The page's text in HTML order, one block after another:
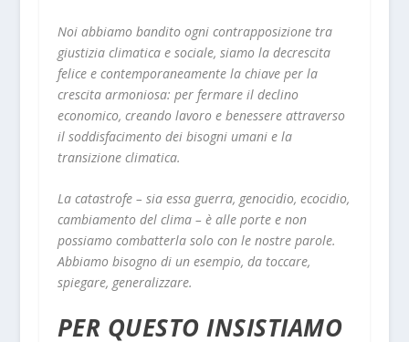
Noi abbiamo bandito ogni contrapposizione tra
giustizia climatica e sociale, siamo la decrescita
felice e contemporaneamente la chiave per la
crescita armoniosa: per fermare il declino
economico, creando lavoro e benessere attraverso
il soddisfacimento dei bisogni umani e la
transizione climatica.
La catastrofe – sia essa guerra, genocidio, ecocidio,
cambiamento del clima – è alle porte e non
possiamo combatterla solo con le nostre parole.
Abbiamo bisogno di un esempio, da toccare,
spiegare, generalizzare.
PER QUESTO INSISTIAMO